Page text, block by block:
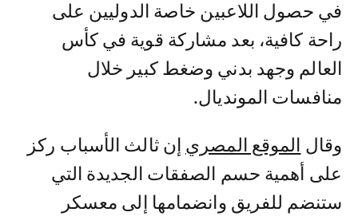
في حصول اللاعبين خاصة الدوليين على
راحة كافية، بعد مشاركة قوية في كأس
العالم وجهد بدني وضغط كبير خلال
منافسات المونديال.
وقال الموقع المصري إن ثالث الأسباب ركز
على أهمية حسم الصفقات الجديدة التي
ستنضم للفريق وانضمامها إلى معسكر